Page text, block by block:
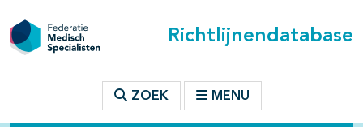
Richtlijnendatabase
ZOEK MENU
binnen deze richtlijn